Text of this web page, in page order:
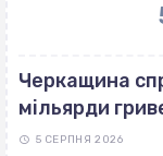
Черкащина
мільярди
5 СЕРПНЯ 2026